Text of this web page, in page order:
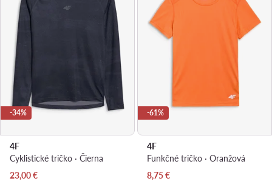
-34%
4F
Cyklistické tričko · Čierna
Aktuálna cena
23,00€
-61%
4F
Funkčné tričko · Oranžová
Aktuálna cena
8,75€